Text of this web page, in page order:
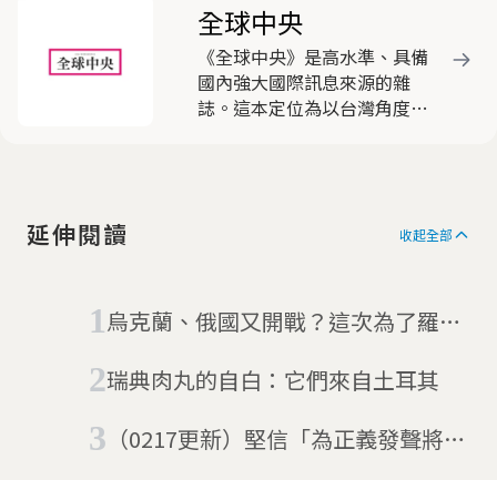
全球中央
《全球中央》是高水準、具備
國內強大國際訊息來源的雜
誌。這本定位為以台灣角度看
客觀中立，有助於豐富國人國
延伸閱讀 收起全部
烏克蘭、俄國又開戰？這次為了羅宋
瑞典肉丸的自白：它們來自土耳其
（0217更新）堅信「為正義發聲將成